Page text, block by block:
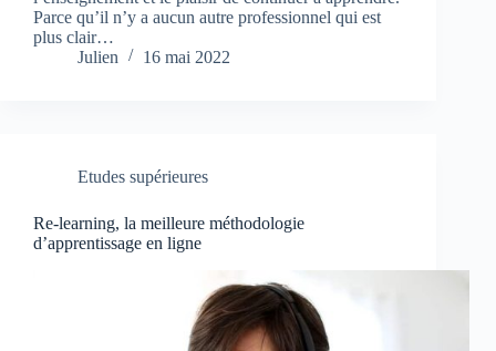
Parce qu’il n’y a aucun autre professionnel qui est
plus clair…
Julien
16 mai 2022
Etudes supérieures
Re-learning, la meilleure méthodologie
d’apprentissage en ligne